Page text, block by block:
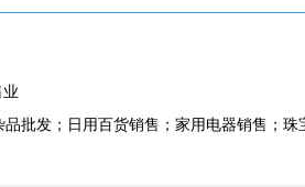
批发；日用百货销售；家用电器销售；珠